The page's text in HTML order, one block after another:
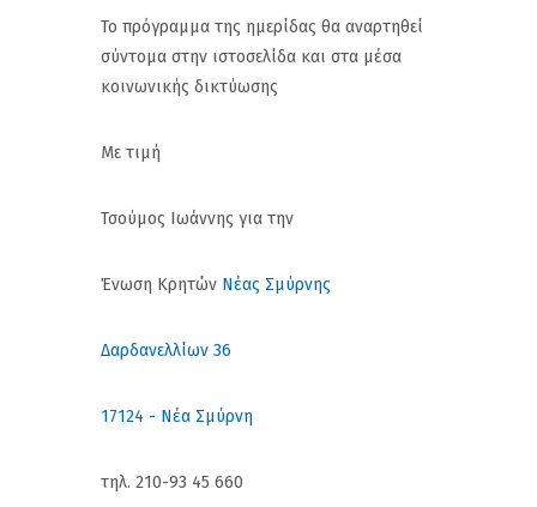
Το πρόγραμμα της ημερίδας θα αναρτηθεί
σύντομα στην ιστοσελίδα και στα μέσα
κοινωνικής δικτύωσης
Με τιμή
Τσούμος Ιωάννης για την
Ένωση Κρητών Νέας Σμύρνης
Δαρδανελλίων 36
17124 - Νέα Σμύρνη
τηλ. 210-93 45 660